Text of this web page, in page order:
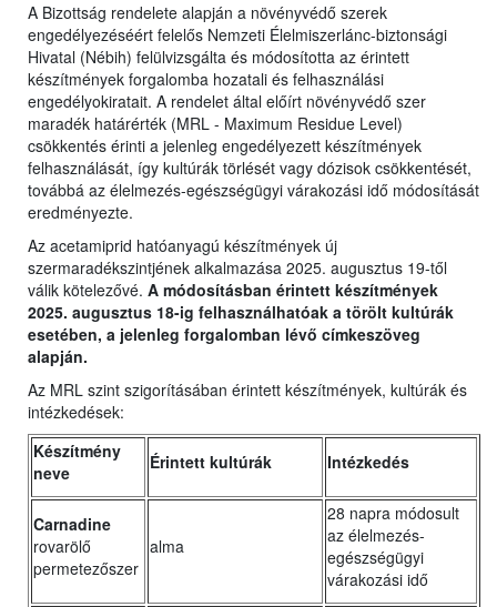
A Bizottság rendelete alapján a növényvédő szerek
engedélyezéséért felelős Nemzeti Élelmiszerlánc-biztonsági
Hivatal (Nébih) felülvizsgálta és módosította az érintett
készítmények forgalomba hozatali és felhasználási
engedélyokiratait. A rendelet által előírt növényvédő szer
maradék határérték (MRL - Maximum Residue Level)
csökkentés érinti a jelenleg engedélyezett készítmények
felhasználását, így kultúrák törlését vagy dózisok csökkentését,
továbbá az élelmezés-egészségügyi várakozási idő módosítását
eredményezte.
Az acetamiprid hatóanyagú készítmények új
szermaradékszintjének alkalmazása 2025. augusztus 19-től
válik kötelezővé. A módosításban érintett készítmények
2025. augusztus 18-ig felhasználhatóak a törölt kultúrák
esetében, a jelenleg forgalomban lévő címkeszöveg
alapján.
Az MRL szint szigorításában érintett készítmények, kultúrák és
intézkedések:
Készítmény
neve
Érintett kultúrák Intézkedés
Carnadine
rovarölő
permetezőszer
alma
28 napra módosult
az élelmezés-
egészségügyi
várakozási idő